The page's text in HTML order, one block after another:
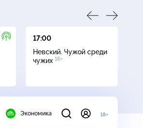
17:00
Невский. Чужой среди
чужих 16+
Экономика 18+